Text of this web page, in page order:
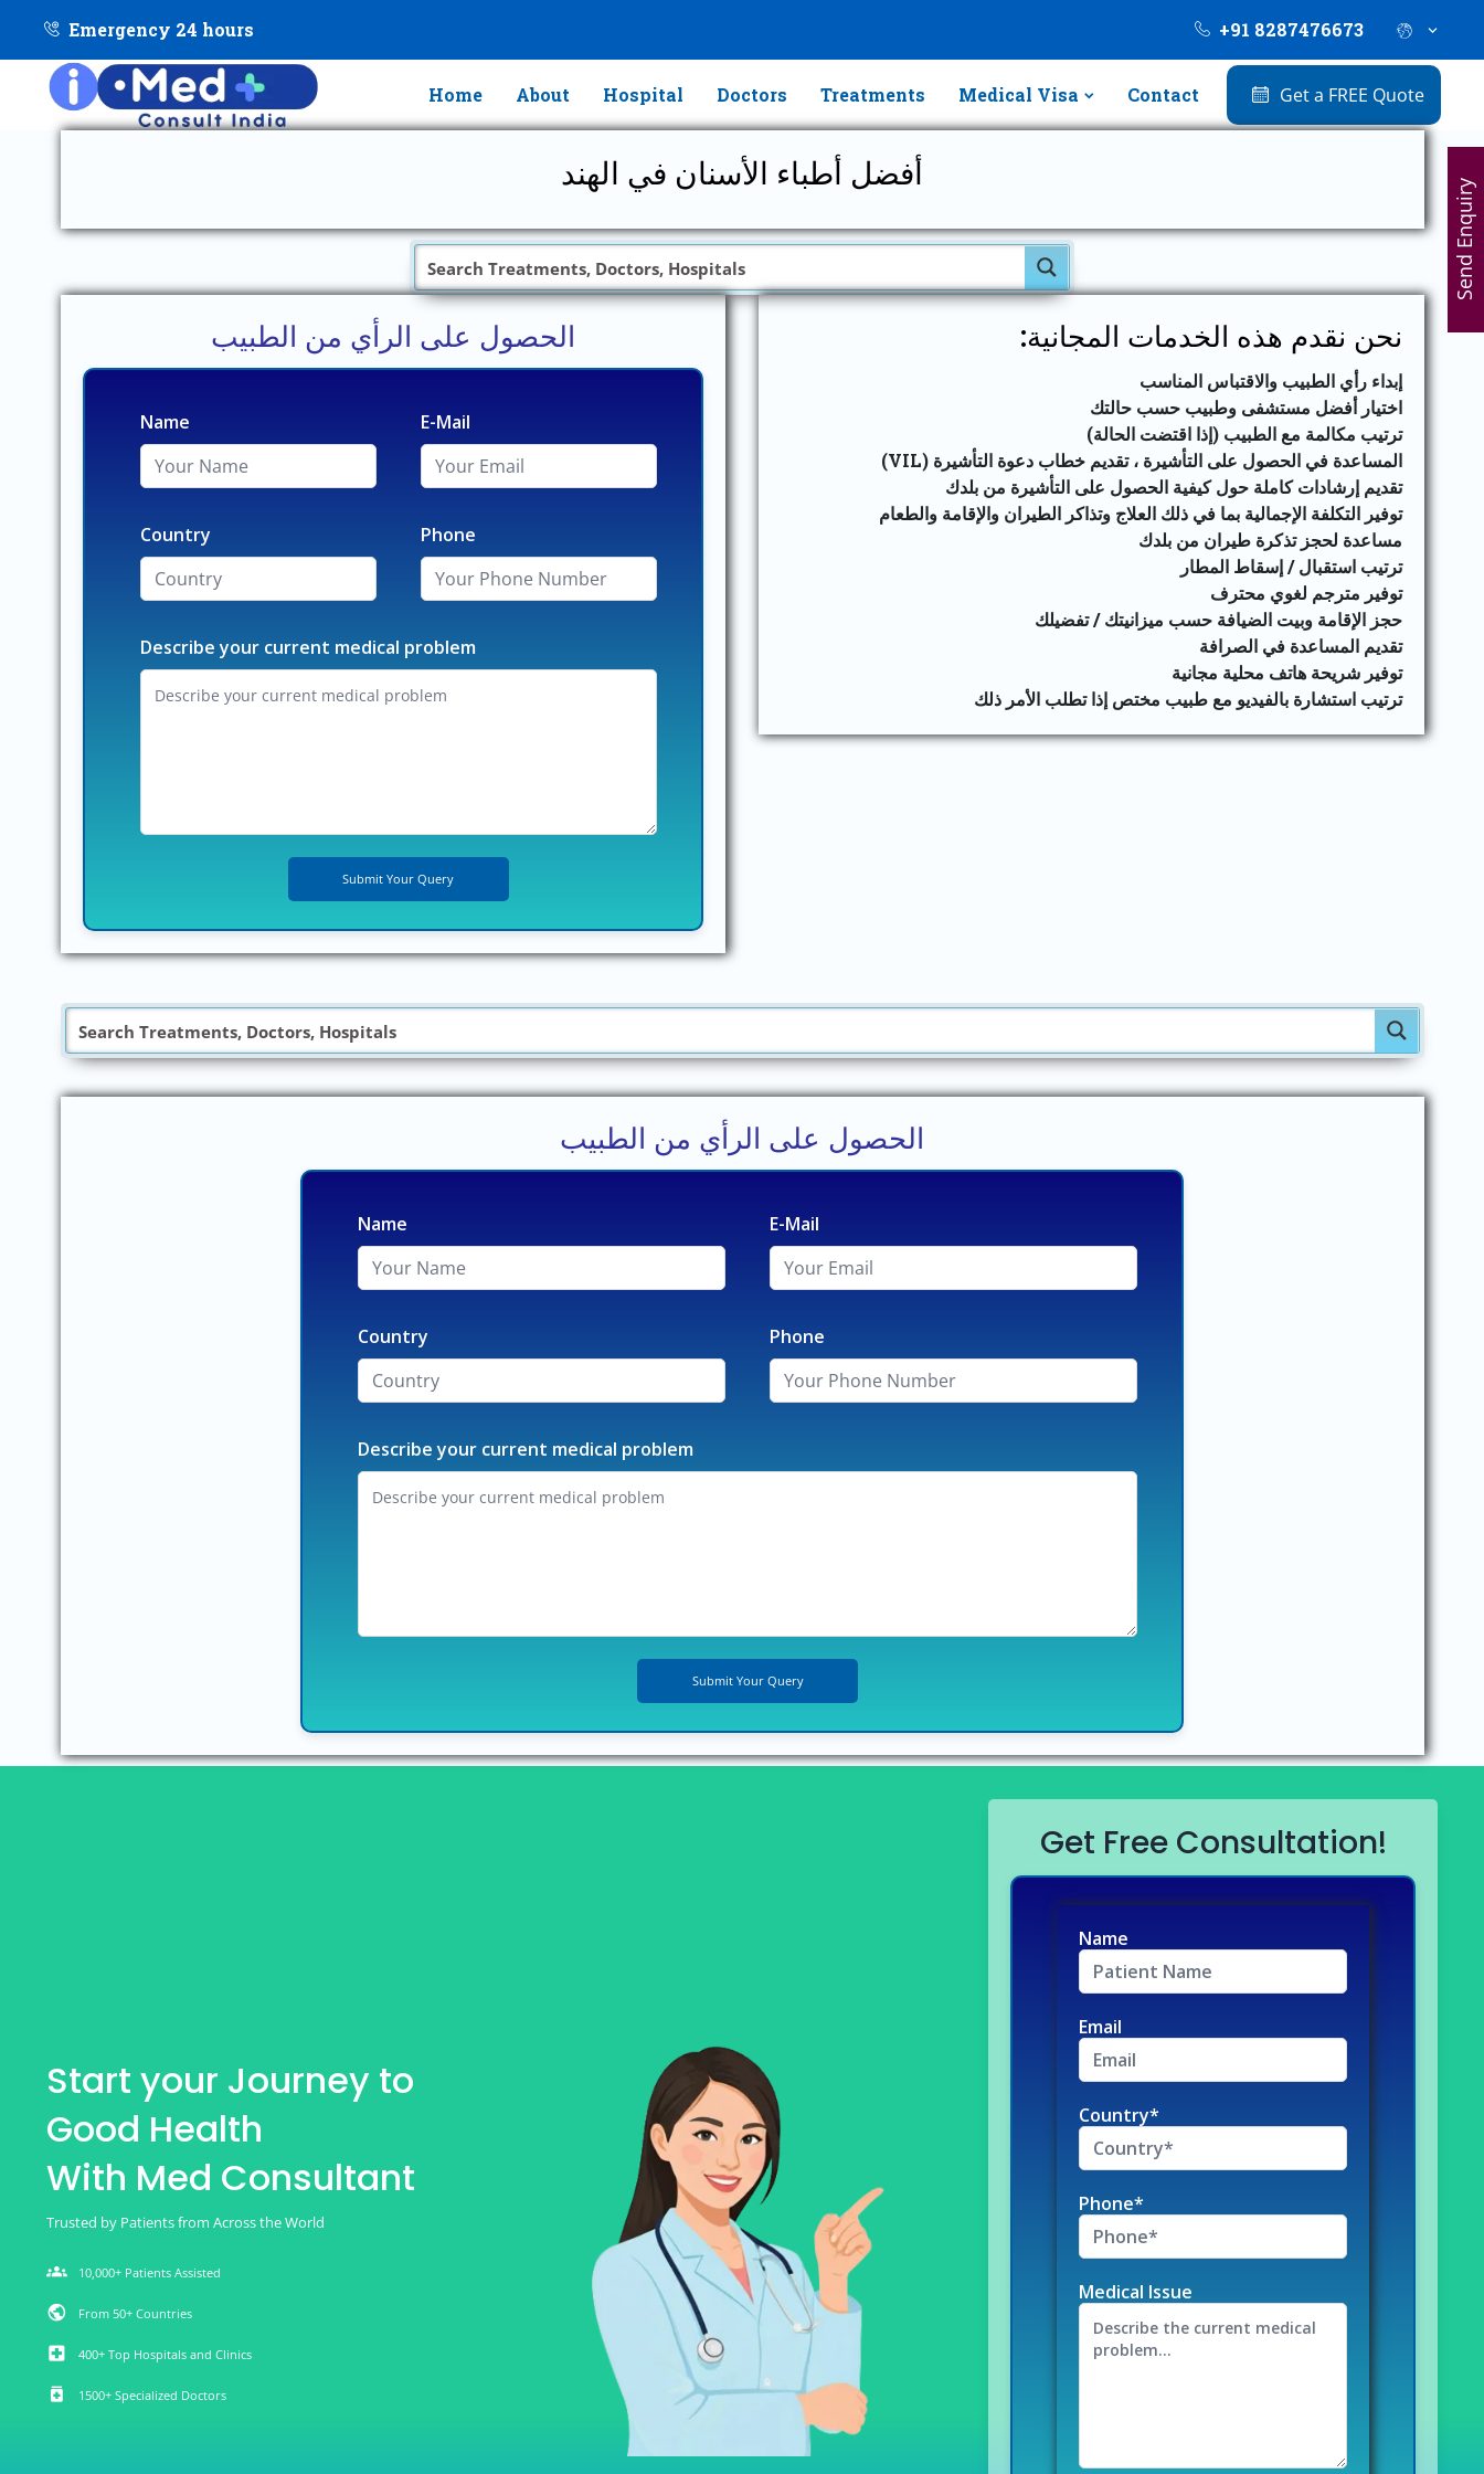
Emergency 24 hours +91 8287476673
Home About Hospital Doctors Treatments Medical Visa Contact Get a FREE Quote
أفضل أطباء الأسنان في الهند
الحصول على الرأي من الطبيب
Name E-Mail
Country Phone
Describe your current medical problem
نحن نقدم هذه الخدمات المجانية:
إبداء رأي الطبيب والاقتباس المناسب
اختيار أفضل مستشفى وطبيب حسب حالتك
ترتيب مكالمة مع الطبيب (إذا اقتضت الحالة)
المساعدة في الحصول على التأشيرة ، تقديم خطاب دعوة التأشيرة (VIL)
تقديم إرشادات كاملة حول كيفية الحصول على التأشيرة من بلدك
توفير التكلفة الإجمالية بما في ذلك العلاج وتذاكر الطيران والإقامة والطعام
مساعدة لحجز تذكرة طيران من بلدك
ترتيب استقبال / إسقاط المطار
توفير مترجم لغوي محترف
حجز الإقامة وبيت الضيافة حسب ميزانيتك / تفضيلك
تقديم المساعدة في الصرافة
توفير شريحة هاتف محلية مجانية
ترتيب استشارة بالفيديو مع طبيب مختص إذا تطلب الأمر ذلك
الحصول على الرأي من الطبيب
Name E-Mail
Country Phone
Describe your current medical problem
Start your Journey to
Good Health
With Med Consultant
Trusted by Patients from Across the World
groups 10,000+ Patients Assisted
public From 50+ Countries
local_hospital 400+ Top Hospitals and Clinics
medication 1500+ Specialized Doctors
Get Free Consultation!
Name
Email
Country*
Phone*
Medical Issue
Send Enquiry